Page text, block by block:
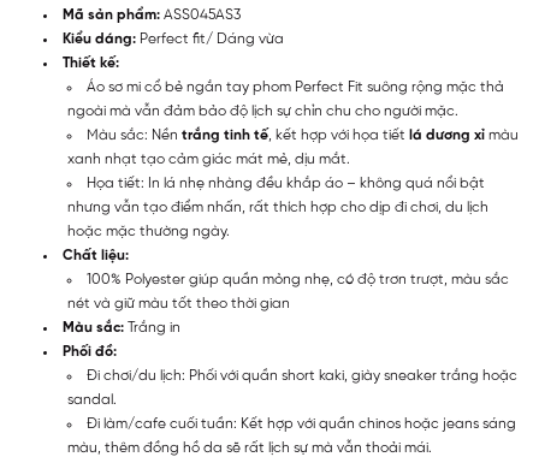
Mã sản phẩm: ASS045AS3
Kiểu dáng: Perfect fit/ Dáng vừa
Thiết kế:
Áo sơ mi cổ bẻ ngắn tay phom Perfect Fit suông rộng mặc thả
ngoài mà vẫn đảm bảo độ lịch sự chỉn chu cho người mặc.
Màu sắc: Nền trắng tinh tế, kết hợp với họa tiết lá dương xỉ màu
xanh nhạt tạo cảm giác mát mẻ, dịu mắt.
Họa tiết: In lá nhẹ nhàng đều khắp áo – không quá nổi bật
nhưng vẫn tạo điểm nhấn, rất thích hợp cho dịp đi chơi, du lịch
hoặc mặc thường ngày.
Chất liệu:
100% Polyester giúp quần mỏng nhẹ, có độ trơn trượt, màu sắc
nét và giữ màu tốt theo thời gian
Màu sắc: Trắng in
Phối đồ:
Đi chơi/du lịch: Phối với quần short kaki, giày sneaker trắng hoặc
sandal.
Đi làm/cafe cuối tuần: Kết hợp với quần chinos hoặc jeans sáng
màu, thêm đồng hồ da sẽ rất lịch sự mà vẫn thoải mái.